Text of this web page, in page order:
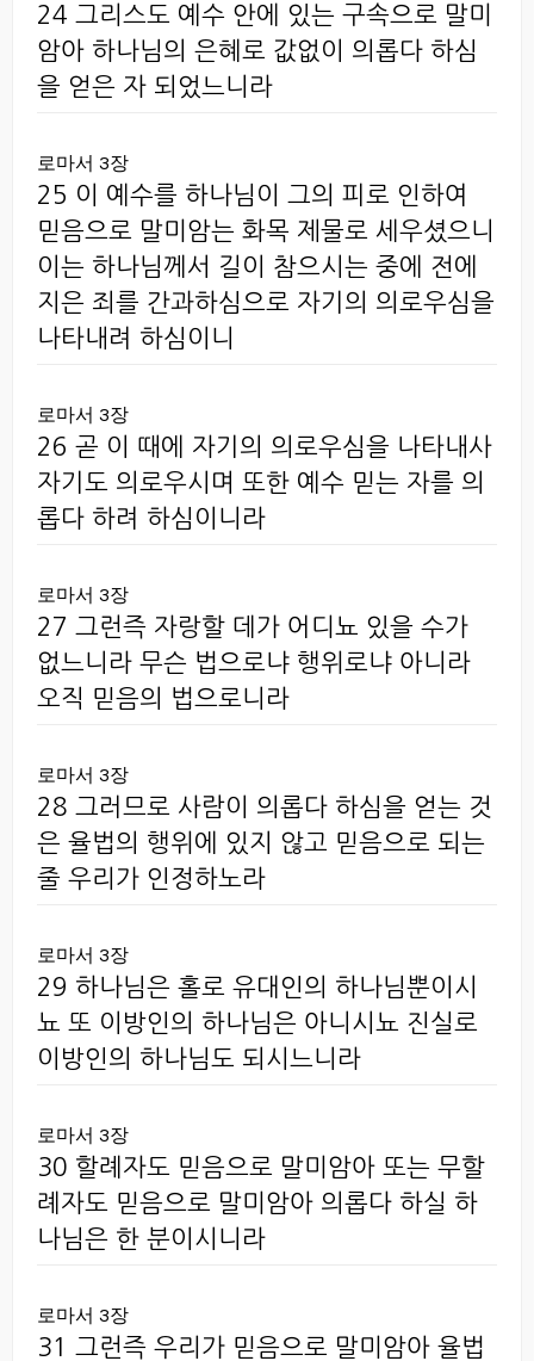
24 그리스도 예수 안에 있는 구속으로 말미
암아 하나님의 은혜로 값없이 의롭다 하심
을 얻은 자 되었느니라
로마서 3장
25 이 예수를 하나님이 그의 피로 인하여
믿음으로 말미암는 화목 제물로 세우셨으니
이는 하나님께서 길이 참으시는 중에 전에
지은 죄를 간과하심으로 자기의 의로우심을
나타내려 하심이니
로마서 3장
26 곧 이 때에 자기의 의로우심을 나타내사
자기도 의로우시며 또한 예수 믿는 자를 의
롭다 하려 하심이니라
로마서 3장
27 그런즉 자랑할 데가 어디뇨 있을 수가
없느니라 무슨 법으로냐 행위로냐 아니라
오직 믿음의 법으로니라
로마서 3장
28 그러므로 사람이 의롭다 하심을 얻는 것
은 율법의 행위에 있지 않고 믿음으로 되는
줄 우리가 인정하노라
로마서 3장
29 하나님은 홀로 유대인의 하나님뿐이시
뇨 또 이방인의 하나님은 아니시뇨 진실로
이방인의 하나님도 되시느니라
로마서 3장
30 할례자도 믿음으로 말미암아 또는 무할
례자도 믿음으로 말미암아 의롭다 하실 하
나님은 한 분이시니라
로마서 3장
31 그런즉 우리가 믿음으로 말미암아 율법